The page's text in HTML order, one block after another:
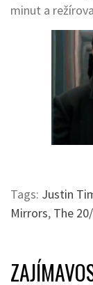
minut a
Tags: Justin
Mirrors, The